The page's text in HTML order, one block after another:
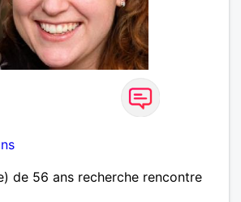
de 56 ans recherche rencontre